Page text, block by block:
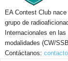
EA Contest Club
grupo de
Internacionales en
modalidades (CW/
Contáctanos: